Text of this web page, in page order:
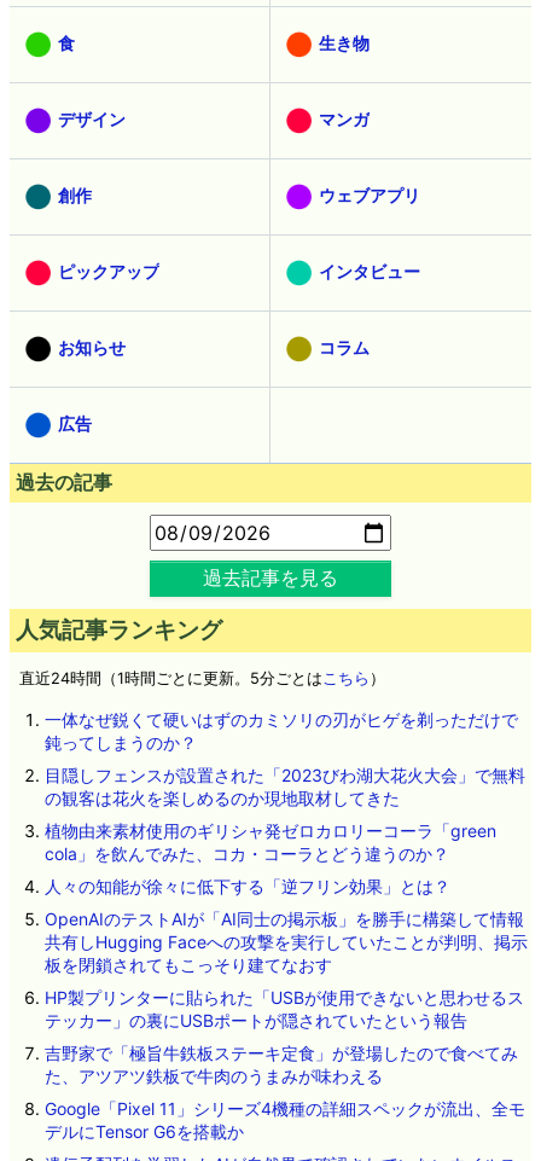
食 生き物
デザイン マンガ
創作 ウェブアプリ
ピックアップ インタビュー
お知らせ コラム
広告
過去の記事
過去記事を見る
人気記事ランキング
直近24時間（1時間ごとに更新。5分ごとはこちら ）
一体なぜ鋭くて硬いはずのカミソリの刃がヒゲを剃っただけで
鈍ってしまうのか？
目隠しフェンスが設置された「2023びわ湖大花火大会」で無料
の観客は花火を楽しめるのか現地取材してきた
植物由来素材使用のギリシャ発ゼロカロリーコーラ「green
cola」を飲んでみた、コカ・コーラとどう違うのか？
人々の知能が徐々に低下する「逆フリン効果」とは？
OpenAIのテストAIが「AI同士の掲示板」を勝手に構築して情報
共有しHugging Faceへの攻撃を実行していたことが判明、掲示
板を閉鎖されてもこっそり建てなおす
HP製プリンターに貼られた「USBが使用できないと思わせるス
テッカー」の裏にUSBポートが隠されていたという報告
吉野家で「極旨牛鉄板ステーキ定食」が登場したので食べてみ
た、アツアツ鉄板で牛肉のうまみが味わえる
Google「Pixel 11」シリーズ4機種の詳細スペックが流出、全モ
デルにTensor G6を搭載か